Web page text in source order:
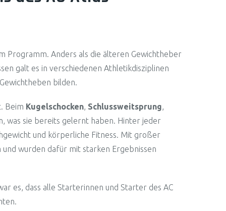
Programm. Anders als die älteren Gewichtheber
galt es in verschiedenen Athletikdisziplinen
bilden.
Beim Kugelschocken, Schlussweitsprung,
was sie bereits gelernt haben. Hinter jeder
und körperliche Fitness. Mit großer
wurden dafür mit starken Ergebnissen
es, dass alle Starterinnen und Starter des AC